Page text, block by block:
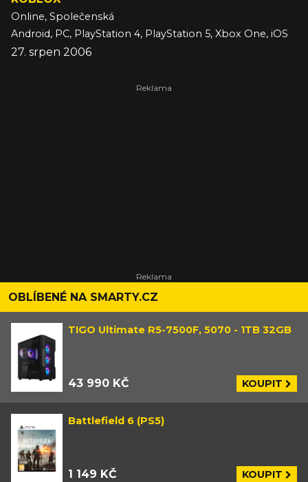
Online, Společenská
Android, PC, PlayStation 4, PlayStation 5, Xbox One, iOS
27. srpen 2006
OBLÍBENÉ NA SMARTY.CZ
TIGO Ultimate R5-7500F, 5070 - 1TB 32GB
43 990 KČ KOUPIT
Battlefield 6 (PS5)
1 149 KČ KOUPIT